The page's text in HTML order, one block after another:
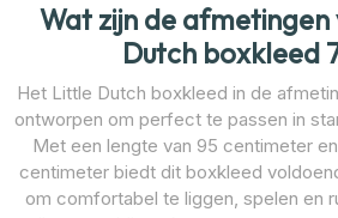
Wat zijn de
Dutch boxkleed
Het Little Dutch boxkleed in de
ontworpen om perfect te passen in
Met een lengte van 95 centimeter
centimeter biedt dit boxkleed
om comfortabel te liggen, spelen en